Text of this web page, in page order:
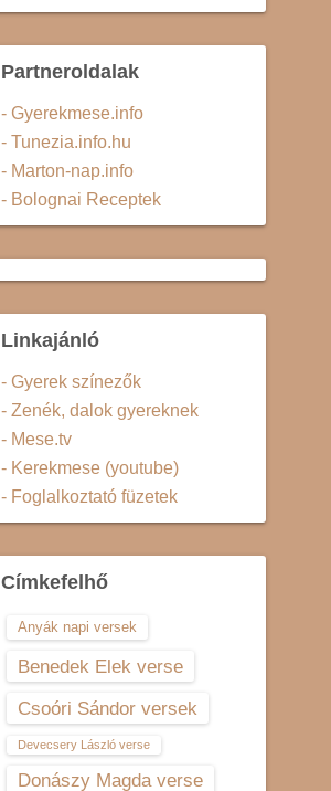
Partneroldalak
- Gyerekmese.info
- Tunezia.info.hu
- Marton-nap.info
- Bolognai Receptek
Linkajánló
- Gyerek színezők
- Zenék, dalok gyereknek
- Mese.tv
- Kerekmese (youtube)
- Foglalkoztató füzetek
Címkefelhő
Anyák napi versek
Benedek Elek verse
Csoóri Sándor versek
Devecsery László verse
Donászy Magda verse